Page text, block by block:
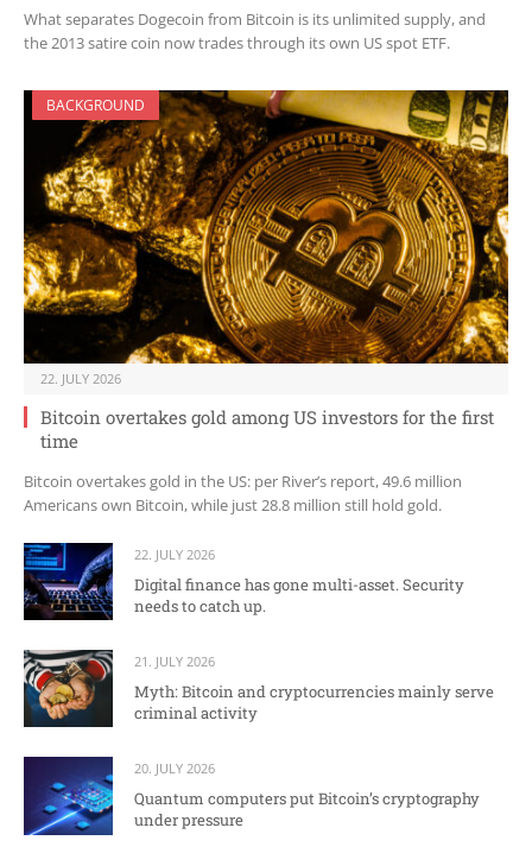
What separates Dogecoin from Bitcoin is its unlimited supply, and
the 2013 satire coin now trades through its own US spot ETF.
BACKGROUND
22. JULY 2026
Bitcoin overtakes gold among US investors for the first
time
Bitcoin overtakes gold in the US: per River’s report, 49.6 million
Americans own Bitcoin, while just 28.8 million still hold gold.
22. JULY 2026
Digital finance has gone multi-asset. Security
needs to catch up.
21. JULY 2026
Myth: Bitcoin and cryptocurrencies mainly serve
criminal activity
20. JULY 2026
Quantum computers put Bitcoin’s cryptography
under pressure